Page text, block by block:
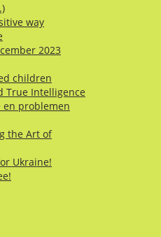
way
2023
children
True Intelligence
en problemen
the Art of
Ukraine!